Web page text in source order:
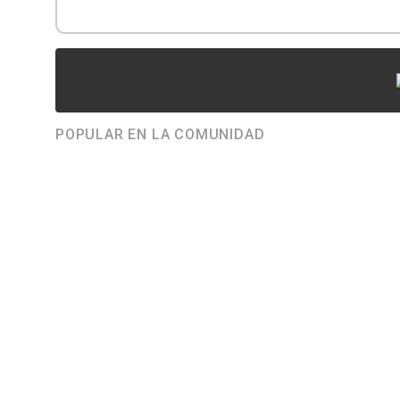
POPULAR EN LA COMUNIDAD